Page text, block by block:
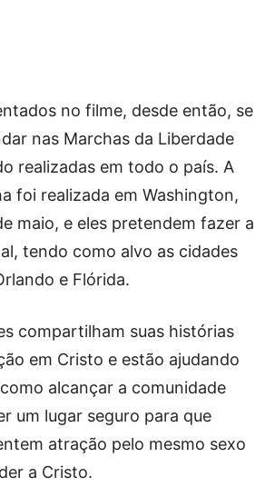
no filme, desde então, se
nas Marchas da Liberdade
realizadas em todo o país. A
foi realizada em Washington,
maio, e eles pretendem fazer a
tendo como alvo as cidades
e Flórida.
compartilham suas histórias
em Cristo e estão ajudando
alcançar a comunidade
um lugar seguro para que
atração pelo mesmo sexo
a Cristo.